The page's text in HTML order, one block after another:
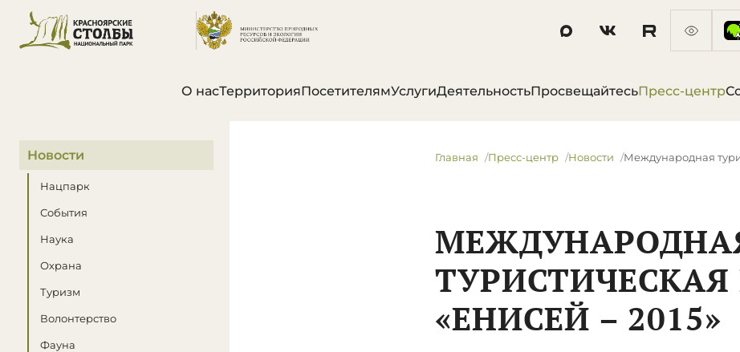
О насТерриторияПосетителямУслугиДеятельностьПросвещайтесьПресс-центр
В этом разделе
Новости
Нацпарк
События
Наука
Охрана
Туризм
Волонтерство
Фауна
Главная Пресс-центр Новости Международная
«ЕНИСЕЙ – 2015»